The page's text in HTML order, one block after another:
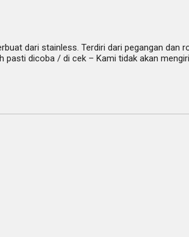
dari stainless. Terdiri dari pegangan dan
pasti dicoba / di cek – Kami tidak akan